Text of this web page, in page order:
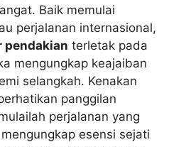
Baik memulai
perjalanan internasional,
pendakian terletak pada
mengungkap keajaiban
selangkah. Kenakan
panggilan
perjalanan yang
esensi sejati